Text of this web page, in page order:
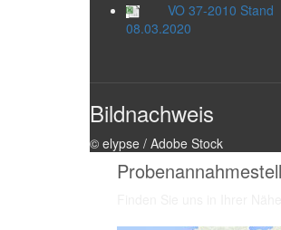
VO 37-2010 Stand
08.03.2020
Bildnachweis
© elypse / Adobe Stock